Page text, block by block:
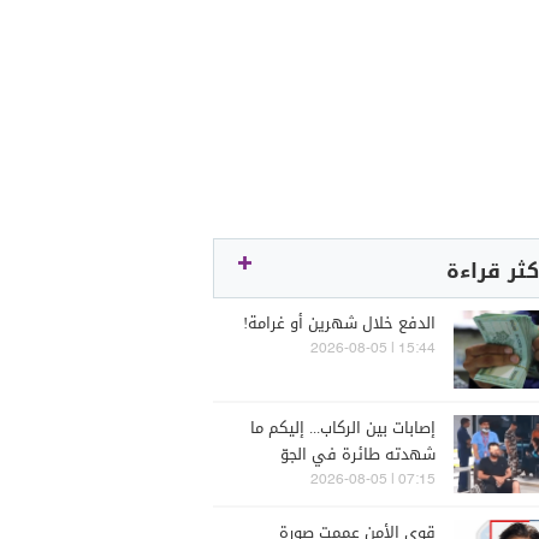
قراءة
الدفع خلال شهرين أو غرامة!
15:44 | 2026-08-05
إصابات بين الركاب... إليكم ما
شهدته طائرة في الجوّ
07:15 | 2026-08-05
قوى الأمن عممت صورة